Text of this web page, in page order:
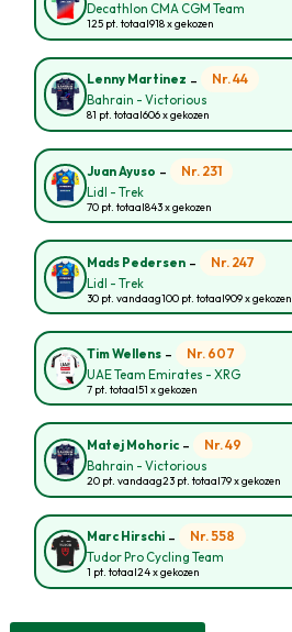
Decathlon CMA CGM Team
125 pt. totaal918 x gekozen
Lenny Martinez - Nr. 44
Bahrain - Victorious
81 pt. totaal606 x gekozen
Juan Ayuso - Nr. 231
Lidl - Trek
70 pt. totaal843 x gekozen
Mads Pedersen - Nr. 247
Lidl - Trek
30 pt. vandaag100 pt. totaal909 x gekozen
Tim Wellens - Nr. 607
UAE Team Emirates - XRG
7 pt. totaal51 x gekozen
Matej Mohoric - Nr. 49
Bahrain - Victorious
20 pt. vandaag23 pt. totaal79 x gekozen
Marc Hirschi - Nr. 558
Tudor Pro Cycling Team
1 pt. totaal24 x gekozen